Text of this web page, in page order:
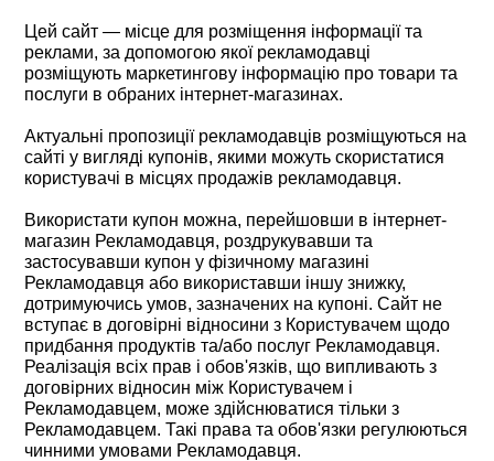
Цей сайт — місце для розміщення інформації та
реклами, за допомогою якої рекламодавці
розміщують маркетингову інформацію про товари та
послуги в обраних інтернет-магазинах.
Актуальні пропозиції рекламодавців розміщуються на
сайті у вигляді купонів, якими можуть скористатися
користувачі в місцях продажів рекламодавця.
Використати купон можна, перейшовши в інтернет-
магазин Рекламодавця, роздрукувавши та
застосувавши купон у фізичному магазині
Рекламодавця або використавши іншу знижку,
дотримуючись умов, зазначених на купоні. Сайт не
вступає в договірні відносини з Користувачем щодо
придбання продуктів та/або послуг Рекламодавця.
Реалізація всіх прав і обов'язків, що випливають з
договірних відносин між Користувачем і
Рекламодавцем, може здійснюватися тільки з
Рекламодавцем. Такі права та обов'язки регулюються
чинними умовами Рекламодавця.